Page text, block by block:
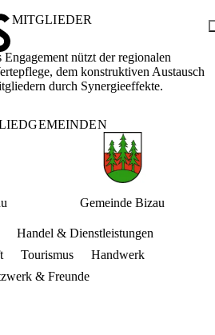
MITGLIEDER
Engagement nützt der regionalen
dem konstruktiven Austausch
durch Synergieeffekte.
Gemeinde Bizau
Handel & Dienstleistungen
Tourismus
Handwerk
& Freunde